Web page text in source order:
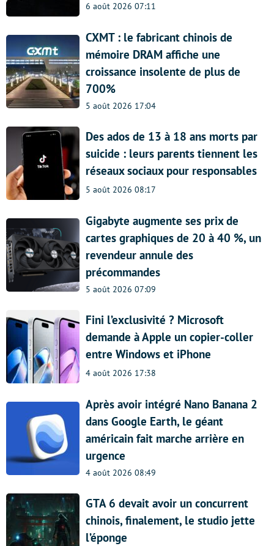
6 août 2026 07:11
CXMT : le fabricant chinois de
mémoire DRAM affiche une
croissance insolente de plus de
700%
5 août 2026 17:04
Des ados de 13 à 18 ans morts par
suicide : leurs parents tiennent les
réseaux sociaux pour responsables
5 août 2026 08:17
Gigabyte augmente ses prix de
cartes graphiques de 20 à 40 %, un
revendeur annule des
précommandes
5 août 2026 07:09
Fini l’exclusivité ? Microsoft
demande à Apple un copier-coller
entre Windows et iPhone
4 août 2026 17:38
Après avoir intégré Nano Banana 2
dans Google Earth, le géant
américain fait marche arrière en
urgence
4 août 2026 08:49
GTA 6 devait avoir un concurrent
chinois, finalement, le studio jette
l’éponge